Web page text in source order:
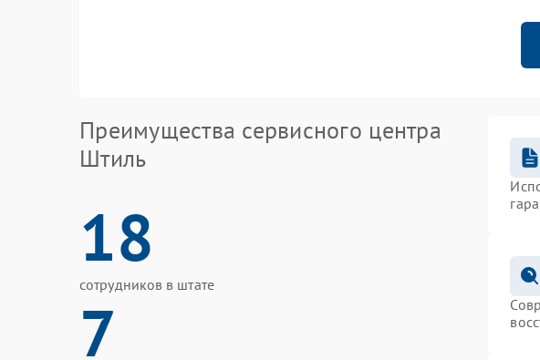
Преимущества сервисного центра
Штиль
18
сотрудников в штате
7